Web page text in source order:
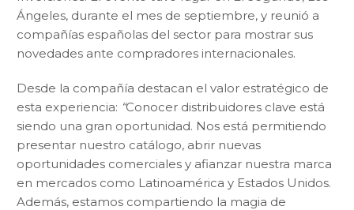
Ángeles, durante el mes de septiembre, y reunió a
compañías españolas del sector para mostrar sus
novedades ante compradores internacionales.
Desde la compañía destacan el valor estratégico de
esta experiencia: “Conocer distribuidores clave está
siendo una gran oportunidad. Nos está permitiendo
presentar nuestro catálogo, abrir nuevas
oportunidades comerciales y afianzar nuestra marca
en mercados como Latinoamérica y Estados Unidos.
Además, estamos compartiendo la magia de